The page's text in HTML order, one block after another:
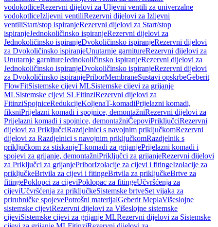
vodokotliceRezervni dijelovi za Uljevni ventili za univerzalne
vodokotliceIzljevni ventiliRezervni dijelovi za Izljevni
ventiliStart/stop ispiranjeRezervni dijelovi za Start/stop
ispiranjeJednokoličinsko ispiranjeRezervni dijelovi za
Jednokoličinsko ispiranjeDvokoličinsko ispiranjeRezervni dijelovi
za Dvokoličinsko ispiranjeUnutarnje garnitureRezervni dijelovi za
Unutarnje garnitureJednokoličinsko ispiranjeRezervni dijelovi za
Jednokoličinsko ispiranjeDvokoličinsko ispiranjeRezervni dijelovi
za Dvokoličinsko ispiranjePriborMembraneSustavi opskrbeGeberit
FlowFitSistemske cijevi MLSistemske cijevi za grijanje
MLSistemske cijevi SLFitinziRezervni dijelovi za
FitinziSpojniceRedukcijeKoljenaT-komadiPrijelazni komadi,
fiksniPrijelazni komadi i spojnice, demontažniRezervni dijelovi za
Prijelazni komadi i spojnice, demontažniČepoviPriključciRezervni
dijelovi za PriključciRazdjelnici s navojnim priključkomRezervni
dijelovi za Razdjelnici s navojnim priključkomRazdjelnik s
priključkom za stiskanjeT-komadi za grijanjePrijelazni komadi i
spojevi za grijanje, demontažniPriključci za grijanjeRezervni dijelovi
za Priključci za grijanjePriborIzolacije za cijevi i fitingeIzolacije za
priključkeBrtvila za cijevi i fitingeBrtvila za priključkeBrtve za
fitingePoklopci za cijeviPoklopac za fitingeUčvršćenja za
cijeviUčvršćenja za priključkeSistemske brtveSet vijaka za
prirubničke spojevePotrošni materijalGeberit MeplaVišeslojne
sistemske cijeviRezervni dijelovi za Višeslojne sistemske
cijeviSistemske cijevi za grijanje MLRezervni dijelovi za Sistemske